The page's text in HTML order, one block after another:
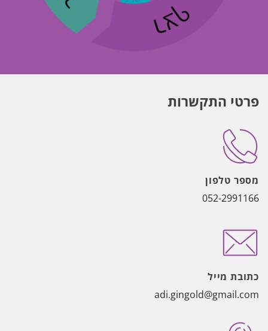
פרטי התקשרות
מספר טלפון
052-2991166
כתובת מייל
adi.gingold@gmail.com